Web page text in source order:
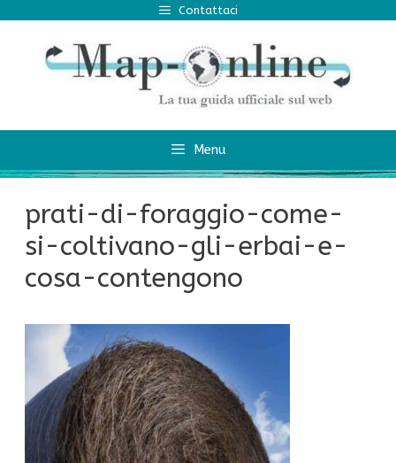
contenuto
Contattaci
Menu
prati-di-foraggio-come-
si-coltivano-gli-erbai-e-
cosa-contengono